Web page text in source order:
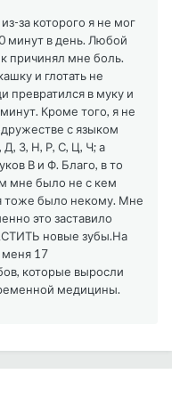
за которого я не мог
минут в день. Любой
причинял мне боль.
и глотать не
превратился в муку и
Кроме того, я не
с языком
Д, З, Н, Р, С, Ц, Ч; а
В и Ф. Благо, в то
мне было не с кем
тоже было некому. Мне
это заставило
новые зубы.На
меня 17
которые выросли
медицины.